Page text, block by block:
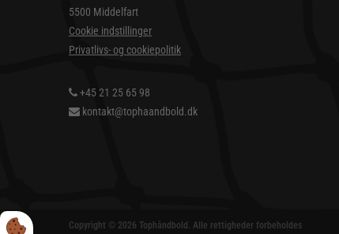
5500 Middelfart
Cookie indstillinger
Privatlivs- og cookiepolitik
+45 21 25 65 98
kontakt@tophaandbold.dk
Copyright © 2026 Tophåndbold. Alle rettigheder forbeholdes